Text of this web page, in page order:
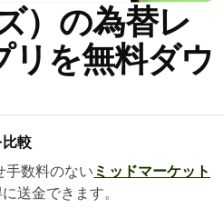
）の為替レ
リを無料ダウ
較
手数料のない ミッドマーケット
送金できます。